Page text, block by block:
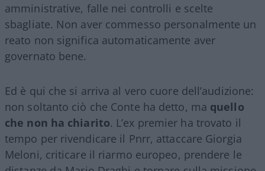
amministrative, falle nei controlli e scelte
sbagliate. Non aver commesso personalmente un
reato non significa automaticamente aver
governato bene.
Ed è qui che si arriva al vero cuore dell’audizione:
non soltanto ciò che Conte ha detto, ma quello
che non ha chiarito. L’ex premier ha trovato il
tempo per rivendicare il Pnrr, attaccare Giorgia
Meloni, criticare il riarmo europeo, prendere le